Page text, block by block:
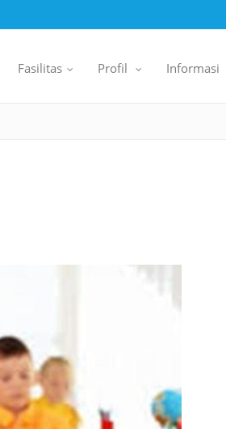
Fasilitas Profil Informasi